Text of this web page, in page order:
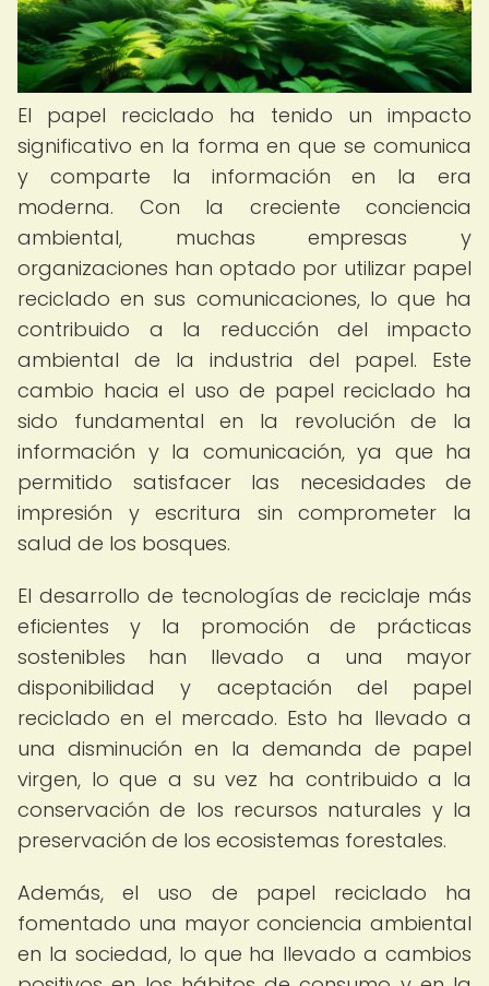
El papel reciclado ha tenido un impacto
significativo en la forma en que se comunica
y comparte la información en la era
moderna. Con la creciente conciencia
ambiental, muchas empresas y
organizaciones han optado por utilizar papel
reciclado en sus comunicaciones, lo que ha
contribuido a la reducción del impacto
ambiental de la industria del papel. Este
cambio hacia el uso de papel reciclado ha
sido fundamental en la revolución de la
información y la comunicación, ya que ha
permitido satisfacer las necesidades de
impresión y escritura sin comprometer la
salud de los bosques.
El desarrollo de tecnologías de reciclaje más
eficientes y la promoción de prácticas
sostenibles han llevado a una mayor
disponibilidad y aceptación del papel
reciclado en el mercado. Esto ha llevado a
una disminución en la demanda de papel
virgen, lo que a su vez ha contribuido a la
conservación de los recursos naturales y la
preservación de los ecosistemas forestales.
Además, el uso de papel reciclado ha
fomentado una mayor conciencia ambiental
en la sociedad, lo que ha llevado a cambios